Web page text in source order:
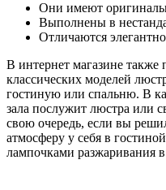
Они имеют
Выполнены в
Отличаются
В интернет магазине
классических моделей
гостиную или спальню. В
зала послужит люстра или
свою очередь, если вы
атмосферу у себя в
лампочками разжаривания